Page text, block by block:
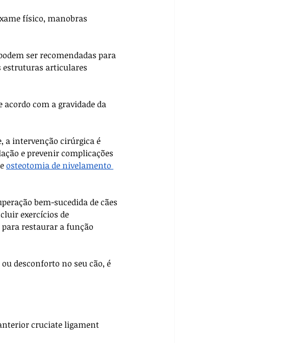
físico, manobras
ser recomendadas para
estruturas articulares
com a gravidade da
a intervenção cirúrgica é
e prevenir complicações
osteotomia de nivelamento
bem-sucedida de cães
exercícios de
restaurar a função
desconforto no seu cão, é
cruciate ligament